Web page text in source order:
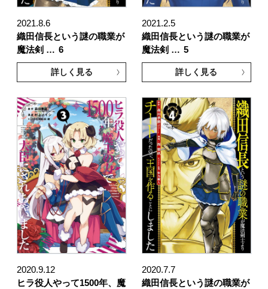
2021.8.6
織田信長という謎の職業が
魔法剣 … 6
詳しく見る
2021.2.5
織田信長という謎の職業が
魔法剣 … 5
詳しく見る
2020.9.12
ヒラ役人やって1500年、魔
2020.7.7
織田信長という謎の職業が